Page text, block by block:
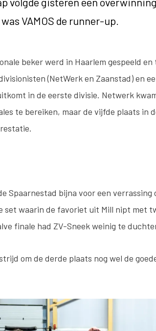
VAMOS de runner-up.
beker werd in Haarlem gespeeld
(NetWerk en Zaanstad) en
in de eerste divisie. Netwerk
te bereiken, maar de vijfde plaats in
Spaarnestad bijna voor een verrassing
set waarin de favoriet uit Mill nipt met
finale had ZV-Sneek weinig te
om de derde plaats nog wel de